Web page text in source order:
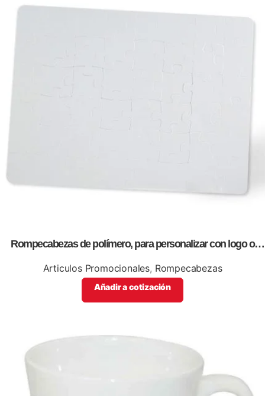
Rompecabezas de polímero, para personalizar con logo o
Articulos Promocionales, Rompecabezas
Añadir a cotización